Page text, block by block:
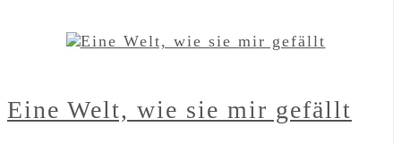
Eine Welt, wie sie mir gefällt